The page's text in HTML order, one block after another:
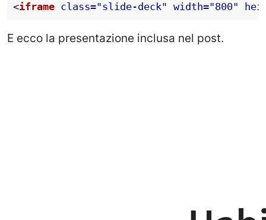
<iframe class="slide-deck" width="800"
E ecco la presentazione inclusa nel post.